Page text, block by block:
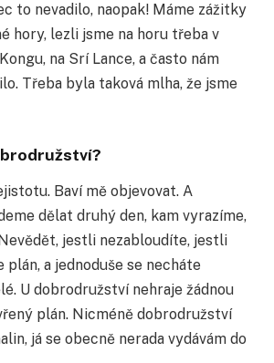
to nevadilo, naopak! Máme zážitky
hory, lezli jsme na horu třeba v
na Srí Lance, a často nám
Třeba byla taková mlha, že jsme
Baví mě objevovat. A
dělat druhý den, kam vyrazíme,
jestli nezabloudíte, jestli
a jednoduše se necháte
U dobrodružství nehraje žádnou
plán. Nicméně dobrodružství
já se obecně nerada vydávám do